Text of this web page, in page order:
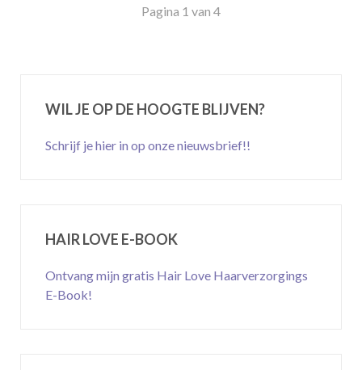
Pagina 1 van 4
WIL JE OP DE HOOGTE BLIJVEN?
Schrijf je hier in op onze nieuwsbrief!!
HAIR LOVE E-BOOK
Ontvang mijn gratis Hair Love Haarverzorgings
E-Book!